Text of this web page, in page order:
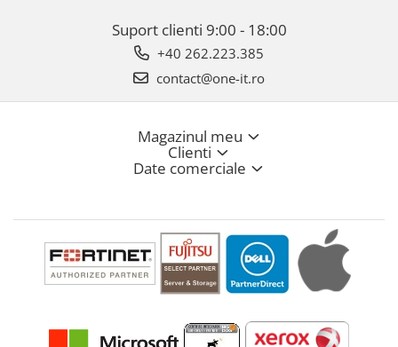
Suport clienti 9:00 - 18:00
+40 262.223.385
contact@one-it.ro
Magazinul meu
Clienti
Date comerciale